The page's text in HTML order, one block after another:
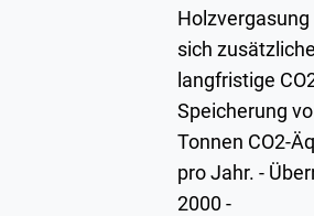
sich
langfristige
Speicherung
Tonnen CO2-
pro Jahr. -
2000 -